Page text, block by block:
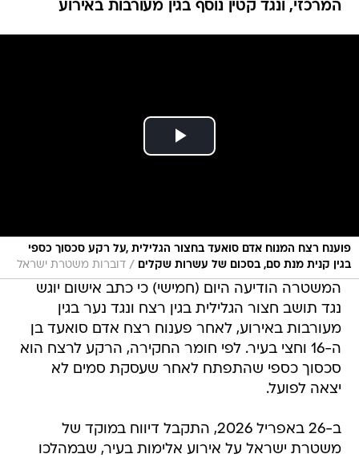
המרכזי, ונגד קטין נוסף בגין מעורבות באירוע
פוענח רצח המנוח אדם סואעד בחצור הגלילית ,על רקע סכסוך כספי
בגין קנית מנת סם, בסכום של עשרות שקלים
/ דוברות משטרת ישראל
המשטרה הודיעה היום (חמישי) כי כתב אישום יוגש
נגד תושב חצור הגלילית בגין רצח ונגד נער בגין
מעורבות באירוע, לאחר פענוח רצח אדם סואעד בן
ה-16 וחצי בעיר. לפי חומר החקירה, הרקע לרצח הוא
סכסוך כספי שהתפתח לאחר שעסקת סמים לא
יצאה לפועל.
ב-26 באפריל 2026, התקבל דיווח במוקד של
משטרת ישראל על אירוע אלימות בעיר, שבמהלכו